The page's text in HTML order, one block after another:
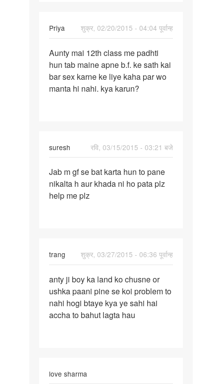
Priya
शुक्र, 02/20/2015 - 04:04 पूर्वान्ह
Aunty
mai
12th
class
Aunty mai 12th class me padhti
hun tab maine apne b.f. ke sath kai
bar sex karne ke liye kaha par wo
manta hi nahi. kya karun?
suresh
रवि, 03/15/2015 - 03:21 बजे
Jab
m
gf
to
Jab m gf se bat karta hun to pane
nikalta h aur khada ni ho pata plz
help me plz
trang
शुक्र, 03/27/2015 - 06:36 पूर्वान्ह
anty
ji
boy
ka
anty ji boy ka land ko chusne or
ushka paani pine se koi problem to
nahi hogi btaye kya ye sahi hai
accha to bahut lagta hau
love sharma